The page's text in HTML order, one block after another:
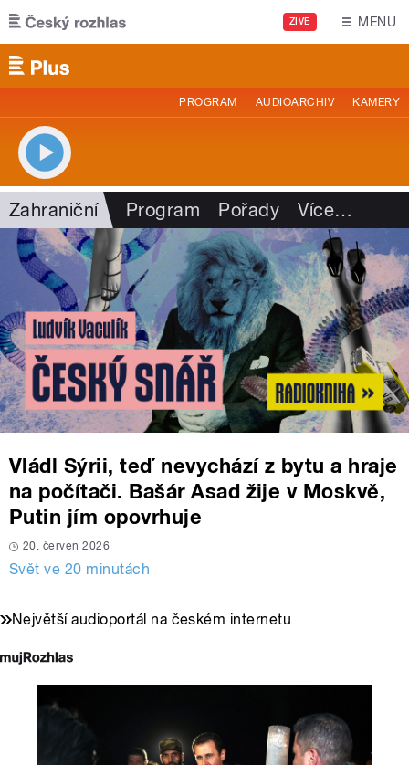
Přejít k hlavnímu obsahu
ŽIVĚ MENU
PROGRAM AUDIOARCHIV KAMERY
Zahraniční Program Pořady Více…
Vládl Sýrii, teď nevychází z bytu a hraje
na počítači. Bašár Asad žije v Moskvě,
Putin jím opovrhuje
20. červen 2026
Svět ve 20 minutách
Největší audioportál na českém internetu